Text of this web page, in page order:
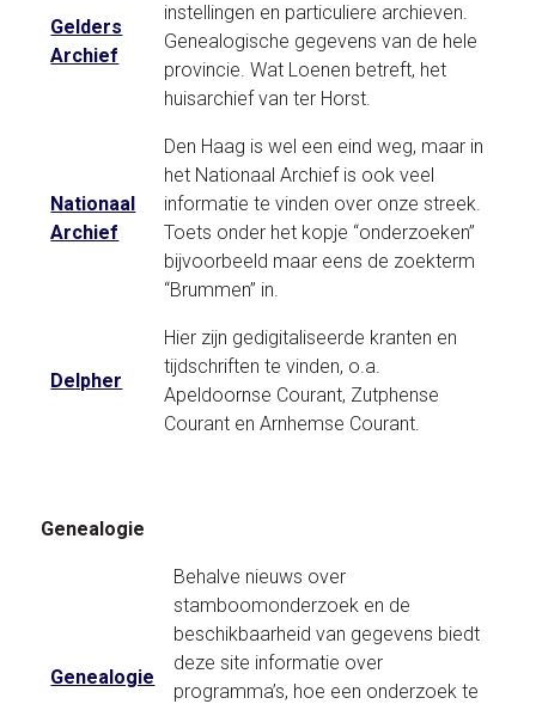
Gelders
Archief
instellingen en particuliere archieven.
Genealogische gegevens van de hele
provincie. Wat Loenen betreft, het
huisarchief van ter Horst.
Nationaal
Archief
Den Haag is wel een eind weg, maar in
het Nationaal Archief is ook veel
informatie te vinden over onze streek.
Toets onder het kopje “onderzoeken”
bijvoorbeeld maar eens de zoekterm
“Brummen” in.
Delpher
Hier zijn gedigitaliseerde kranten en
tijdschriften te vinden, o.a.
Apeldoornse Courant, Zutphense
Courant en Arnhemse Courant.
Genealogie
Genealogie
Behalve nieuws over
stamboomonderzoek en de
beschikbaarheid van gegevens biedt
deze site informatie over
programma’s, hoe een onderzoek te